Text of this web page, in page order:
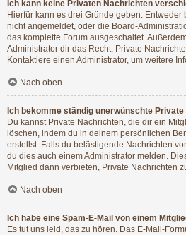
Ich kann keine Privaten Nachrichten
Hierfür kann es drei Gründe geben: Entweder
nicht angemeldet, oder die Board-
das komplette Forum ausgeschaltet.
Administrator dir das Recht, Private
Kontaktiere einen Administrator, um weitere
Nach oben
Ich bekomme ständig unerwünschte
Du kannst Private Nachrichten, die dir ein
löschen, indem du in deinem persönlichen
erstellst. Falls du belästigende Nachrichten
du dies auch einem Administrator melden.
Mitglied dann verbieten, Private Nachrichten
Nach oben
Ich habe eine Spam-E-Mail von einem
Es tut uns leid, das zu hören. Das E-Mail-